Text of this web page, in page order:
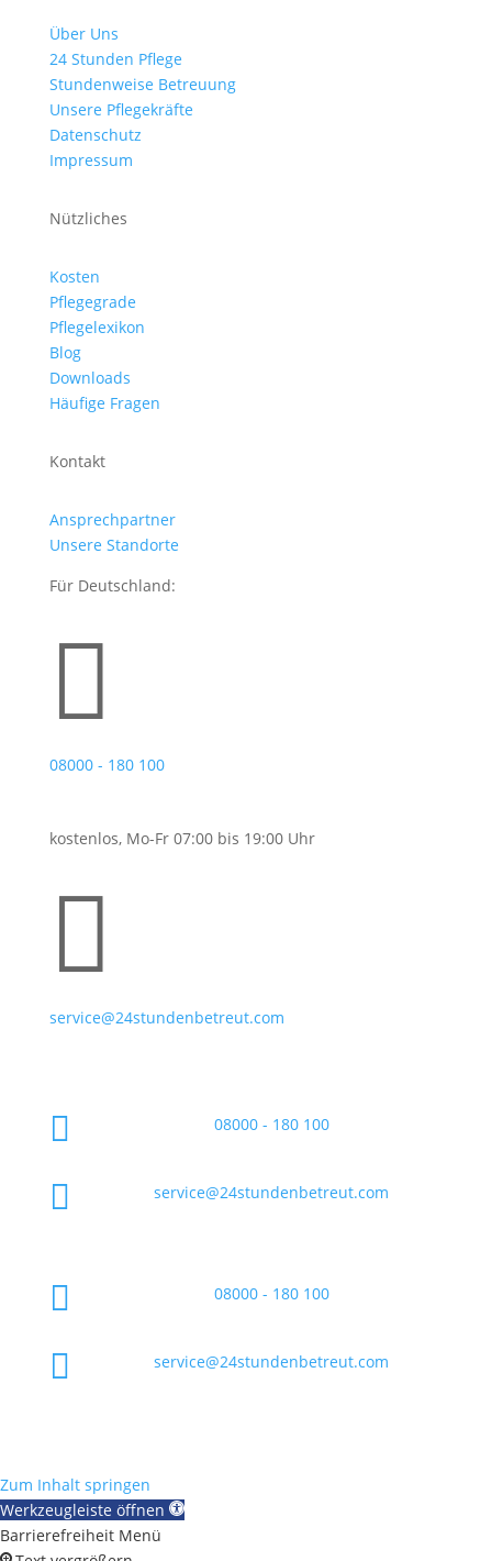
Über Uns
24 Stunden Pflege
Stundenweise Betreuung
Unsere Pflegekräfte
Datenschutz
Impressum
Nützliches
Kosten
Pflegegrade
Pflegelexikon
Blog
Downloads
Häufige Fragen
Kontakt
Ansprechpartner
Unsere Standorte
Für Deutschland:

08000 - 180 100
kostenlos, Mo-Fr 07:00 bis 19:00 Uhr

service@24stundenbetreut.com
 08000 - 180 100
 service@24stundenbetreut.com
 08000 - 180 100
 service@24stundenbetreut.com
Zum Inhalt springen
Werkzeugleiste öffnen
Barrierefreiheit Menü